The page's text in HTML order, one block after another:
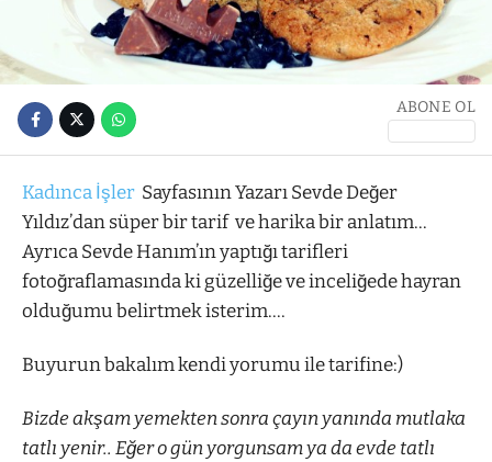
ABONE OL
Kadınca İşler Sayfasının Yazarı Sevde Değer
Yıldız’dan süper bir tarif ve harika bir anlatım…
Ayrıca Sevde Hanım’ın yaptığı tarifleri
fotoğraflamasında ki güzelliğe ve inceliğede hayran
olduğumu belirtmek isterim….
Buyurun bakalım kendi yorumu ile tarifine:)
Bizde akşam yemekten sonra çayın yanında mutlaka
tatlı yenir.. Eğer o gün yorgunsam ya da evde tatlı